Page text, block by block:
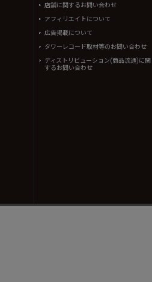
店舗に関するお問い合わせ
アフィリエイトについて
広告掲載について
タワーレコード取材等のお問い合わせ
ディストリビューション(商品流通)に関
するお問い合わせ